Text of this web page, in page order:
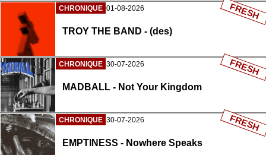
CHRONIQUE 01-08-2026
TROY THE BAND - (des)
FRESH
CHRONIQUE 30-07-2026
MADBALL - Not Your Kingdom
FRESH
CHRONIQUE 30-07-2026
EMPTINESS - Nowhere Speaks
FRESH